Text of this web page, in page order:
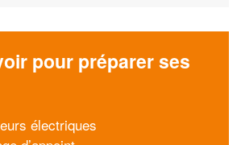
pour préparer ses
électriques